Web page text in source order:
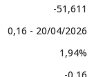
-51,611
0,16 - 20/04/2026
1,94%
-0,16